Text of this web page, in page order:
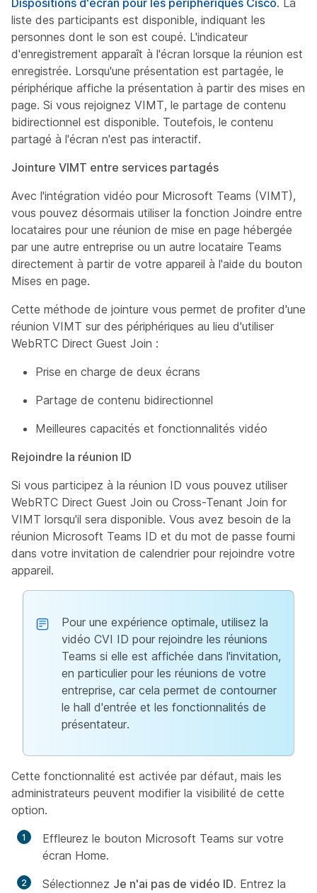
Dispositions d'écran pour les périphériques Cisco. La
liste des participants est disponible, indiquant les
personnes dont le son est coupé. L'indicateur
d'enregistrement apparaît à l'écran lorsque la réunion est
enregistrée. Lorsqu'une présentation est partagée, le
périphérique affiche la présentation à partir des mises en
page. Si vous rejoignez VIMT, le partage de contenu
bidirectionnel est disponible. Toutefois, le contenu
partagé à l'écran n'est pas interactif.
Jointure VIMT entre services partagés
Avec l'intégration vidéo pour Microsoft Teams (VIMT),
vous pouvez désormais utiliser la fonction Joindre entre
locataires pour une réunion de mise en page hébergée
par une autre entreprise ou un autre locataire Teams
directement à partir de votre appareil à l'aide du bouton
Mises en page.
Cette méthode de jointure vous permet de profiter d'une
réunion VIMT sur des périphériques au lieu d'utiliser
WebRTC Direct Guest Join :
Prise en charge de deux écrans
Partage de contenu bidirectionnel
Meilleures capacités et fonctionnalités vidéo
Rejoindre la réunion ID
Si vous participez à la réunion ID vous pouvez utiliser
WebRTC Direct Guest Join ou Cross-Tenant Join for
VIMT lorsqu'il sera disponible. Vous avez besoin de la
réunion Microsoft Teams ID et du mot de passe fourni
dans votre invitation de calendrier pour rejoindre votre
appareil.
Pour une expérience optimale, utilisez la
vidéo CVI ID pour rejoindre les réunions
Teams si elle est affichée dans l'invitation,
en particulier pour les réunions de votre
entreprise, car cela permet de contourner
le hall d'entrée et les fonctionnalités de
présentateur.
Cette fonctionnalité est activée par défaut, mais les
administrateurs peuvent modifier la visibilité de cette
option.
Effleurez le bouton Microsoft Teams sur votre
écran Home.
Sélectionnez Je n'ai pas de vidéo ID. Entrez la